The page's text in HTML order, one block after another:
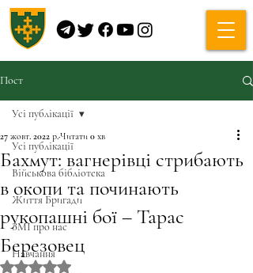
Пост
Усі публікації
Військова бібліотека
Життя Бригади
ЗМІ про нас
Навчання
Усі публікації
Бахмут: вагнерівці стрибають
в окопи та починають
рукопашні бої – Тарас
Березовец
27 жовт. 2022 р.Читати 0 хв
Оцінка: NaN з 5 зірок.